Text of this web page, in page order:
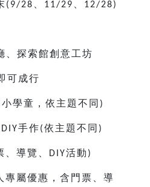
(9/28 11/29 12/28)
、探索館創意工坊
可成行
學童，依主題不同 )
手作(依主題不同 )
、導覽、 DIY活動 )
專屬優惠，含門票、導